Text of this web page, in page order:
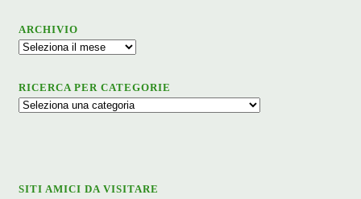
ARCHIVIO
Archivio
RICERCA PER CATEGORIE
Ricerca
SITI AMICI DA VISITARE